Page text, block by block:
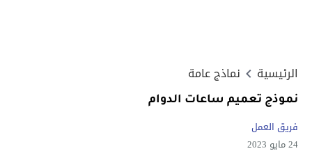
الرئيسية نماذج عامة
نموذج تعميم ساعات الدوام
فريق العمل
24 مايو 2023